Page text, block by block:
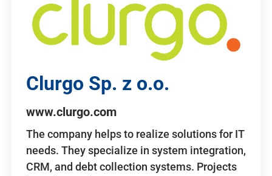
Clurgo Sp. z o.o.
www.clurgo.com
The company helps to realize solutions for IT
needs. They specialize in system integration,
CRM, and debt collection systems. Projects